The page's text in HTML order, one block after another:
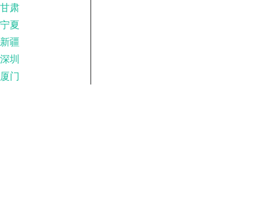
甘肃
宁夏
新疆
深圳
厦门